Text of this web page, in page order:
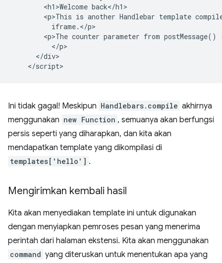
        <h1>Welcome back</h1>
<p>This is another Handlebar template
          iframe.</p>
<p>The counter parameter from postMessage()
          </p>
      </div>
Ini tidak gagal! Meskipun Handlebars.compile akhirnya
menggunakan new Function , semuanya akan berfungsi
persis seperti yang diharapkan, dan kita akan
mendapatkan template yang dikompilasi di
templates['hello'] .
Mengirimkan kembali hasil
Kita akan menyediakan template ini untuk digunakan
dengan menyiapkan pemroses pesan yang menerima
perintah dari halaman ekstensi. Kita akan menggunakan
command yang diteruskan untuk menentukan apa yang